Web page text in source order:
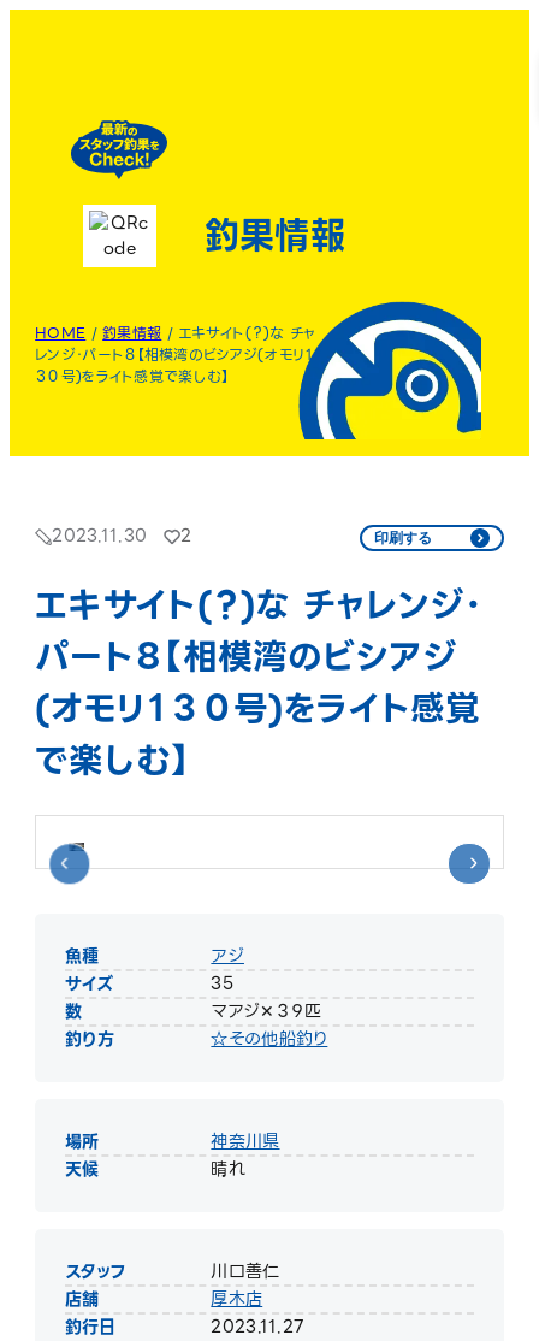
釣果情報
HOME /釣果情報 / エキサイト(？)な チャ
レンジ・パート８【相模湾のビシアジ(オモリ１
３０号)をライト感覚で楽しむ】
2023.11.30 2 印刷する
エキサイト(？)な チャレンジ・
パート８【相模湾のビシアジ
(オモリ１３０号)をライト感覚
で楽しむ】
魚種
アジ
サイズ
35
数
マアジ✕３９匹
釣り方
☆その他船釣り
場所
神奈川県
天候
晴れ
スタッフ
川口善仁
店舗
厚木店
釣行日
2023.11.27